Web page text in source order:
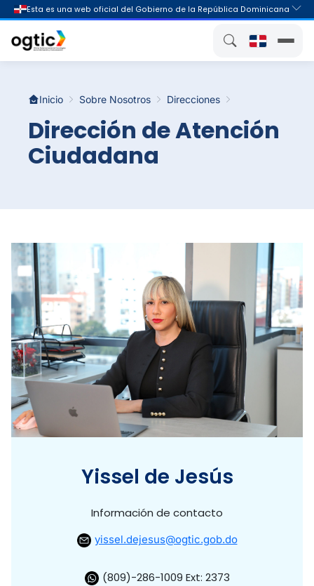
Inicio Sobre Nosotros Direcciones
Dirección de Atención
Ciudadana
Yissel de Jesús
Información de contacto
yissel.dejesus@ogtic.gob.do
(809)-286-1009 Ext: 2373